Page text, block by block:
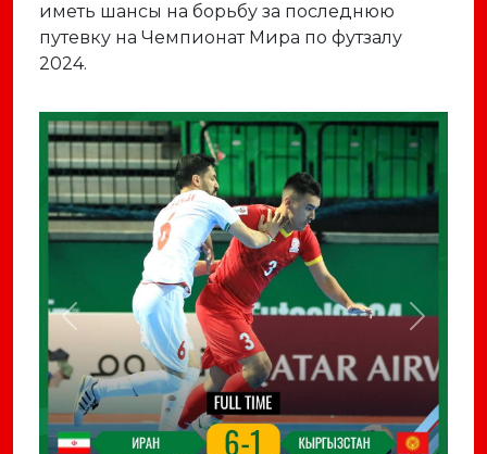
иметь шансы на борьбу за последнюю
путевку на Чемпионат Мира по футзалу
2024.
Previous Next